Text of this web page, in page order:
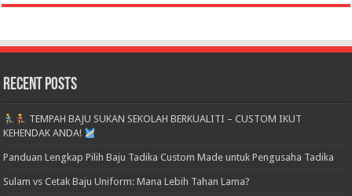
Recent Posts
TEMPAH BAJU SUKAN SEKOLAH BERKUALITI – CUSTOM IKUT
KEHENDAK ANDA!
Panduan Lengkap Pilih Baju Tadika Custom Made untuk Pengusaha Tadika
Sulam vs Cetak Baju Uniform: Mana Lebih Tahan Lama?